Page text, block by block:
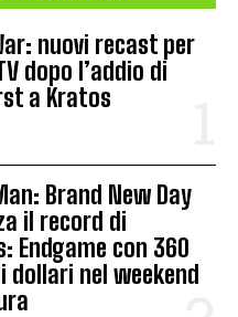
nuovi recast per
dopo l’addio di
a Kratos
Brand New Day
il record di
Endgame con 360
dollari nel weekend